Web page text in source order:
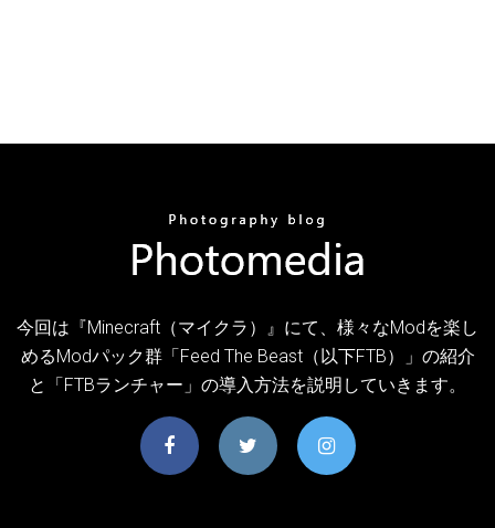
今回は『Minecraft（マイクラ）』にて、様々なModを楽し
めるModパック群「Feed The Beast（以下FTB）」の紹介
と「FTBランチャー」の導入方法を説明していきます。